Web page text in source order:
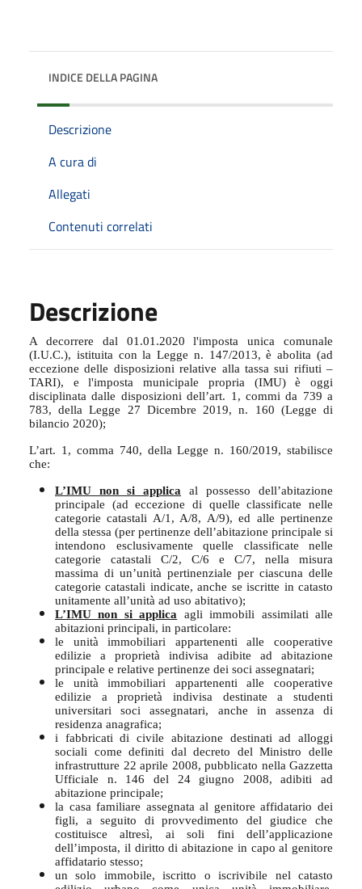
INDICE DELLA PAGINA
Descrizione
A cura di
Allegati
Contenuti correlati
Descrizione
A decorrere dal 01.01.2020 l'imposta unica comunale
(I.U.C.), istituita con la Legge n. 147/2013, è abolita (ad
eccezione delle disposizioni relative alla tassa sui rifiuti –
TARI), e l'imposta municipale propria (IMU) è oggi
disciplinata dalle disposizioni dell’art. 1, commi da 739 a
783, della Legge 27 Dicembre 2019, n. 160 (Legge di
bilancio 2020);
L’art. 1, comma 740, della Legge n. 160/2019, stabilisce
che:
L’IMU non si applica
al possesso dell’abitazione
principale (ad eccezione di quelle classificate nelle
categorie catastali A/1, A/8, A/9), ed alle pertinenze
della stessa (per pertinenze dell’abitazione principale si
intendono esclusivamente quelle classificate nelle
categorie catastali C/2, C/6 e C/7, nella misura
massima di un’unità pertinenziale per ciascuna delle
categorie catastali indicate, anche se iscritte in catasto
unitamente all’unità ad uso abitativo);
L’IMU non si applica agli immobili assimilati alle
abitazioni principali, in particolare:
le unità immobiliari appartenenti alle cooperative
edilizie a proprietà indivisa adibite ad abitazione
principale e relative pertinenze dei soci assegnatari;
le unità immobiliari appartenenti alle cooperative
edilizie a proprietà indivisa destinate a studenti
universitari soci assegnatari, anche in assenza di
residenza anagrafica;
i fabbricati di civile abitazione destinati ad alloggi
sociali come definiti dal decreto del Ministro delle
infrastrutture 22 aprile 2008, pubblicato nella Gazzetta
Ufficiale n. 146 del 24 giugno 2008, adibiti ad
abitazione principale;
la casa familiare assegnata al genitore affidatario dei
figli, a seguito di provvedimento del giudice che
costituisce altresì, ai soli fini dell’applicazione
dell’imposta, il diritto di abitazione in capo al genitore
affidatario stesso;
un solo immobile, iscritto o iscrivibile nel catasto